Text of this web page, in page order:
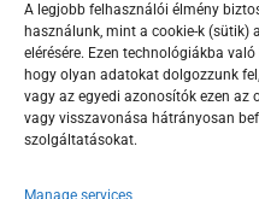
A legjobb felhasználói élmény
használunk, mint a cookie-k
elérésére. Ezen technológiákba
hogy olyan adatokat dolgozzunk
vagy az egyedi azonosítók ezen az
vagy visszavonása hátrányosan
szolgáltatásokat.
Manage services
F
a
c
e
Y
o
u
t
T
i
k